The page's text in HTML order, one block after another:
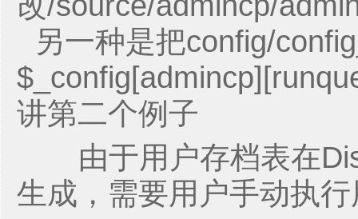
另一种是把config/
讲第二个例子
由于用户存档表在
生成，需要用户手动执